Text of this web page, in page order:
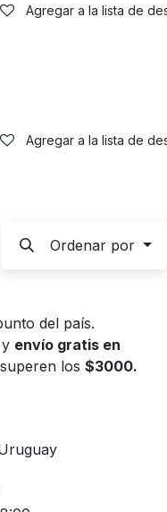
Agregar a la lista de
Agregar a la lista de
Ordenar por
del país.
envío gratis en
los $3000.